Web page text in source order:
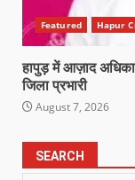
Featured Hapur
हापुड़ में आज़ाद
जिला प्रभारी
August 7, 2026
SEARCH